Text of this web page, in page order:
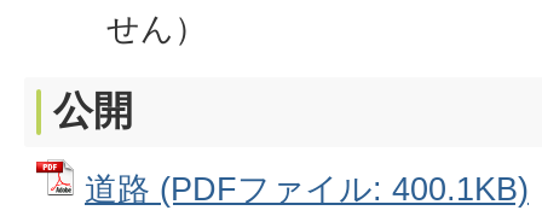
せん）
公開
道路 (PDFファイル: 400.1KB)